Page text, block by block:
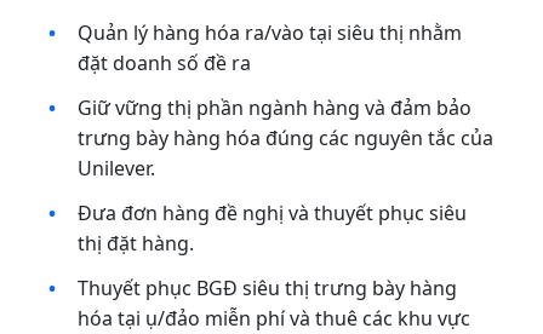
Quản lý hàng hóa ra/vào tại siêu thị nhằm
đặt doanh số đề ra
Giữ vững thị phần ngành hàng và đảm bảo
trưng bày hàng hóa đúng các nguyên tắc của
Unilever.
Đưa đơn hàng đề nghị và thuyết phục siêu
thị đặt hàng.
Thuyết phục BGĐ siêu thị trưng bày hàng
hóa tại ụ/đảo miễn phí và thuê các khu vực